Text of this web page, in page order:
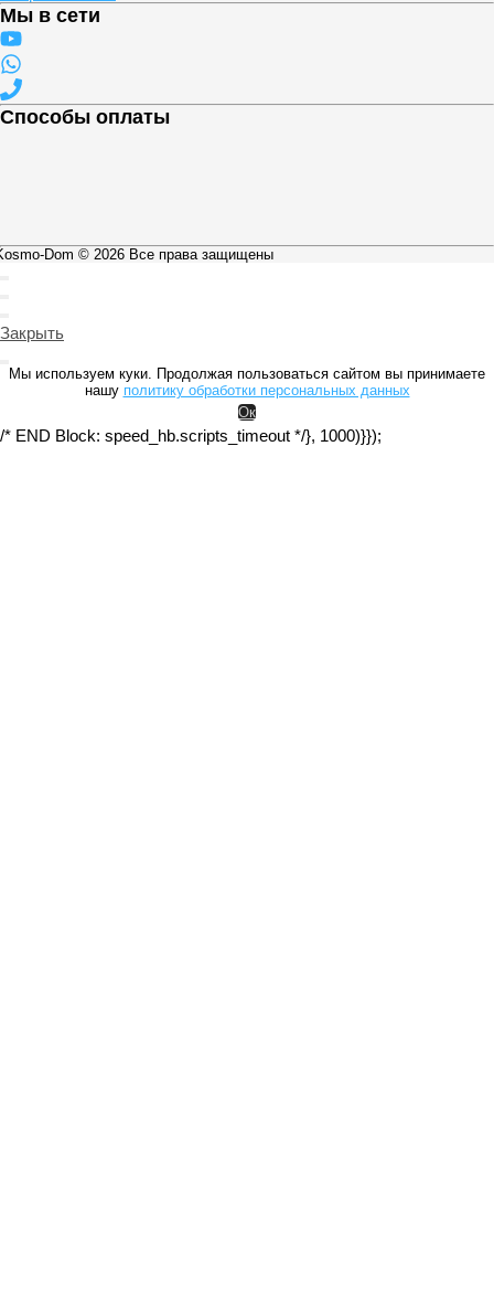
Мы в сети
Способы оплаты
Dom © 2026 Все права защищены
Закрыть
Мы используем куки. Продолжая пользоваться сайтом вы принимаете
нашу политику обработки персональных данных
Ок
/* END Block: speed_hb.scripts_timeout */}, 1000)}});